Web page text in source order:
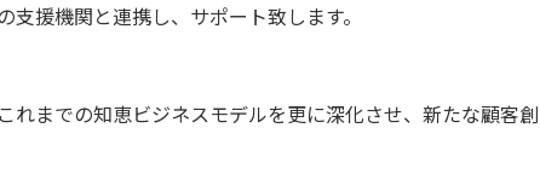
援機関と連携し、サポート致します。
までの知恵ビジネスモデルを更に深化させ、新たな顧客創